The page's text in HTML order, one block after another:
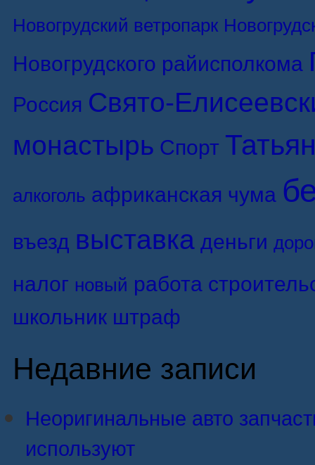
Новогрудский ветропарк
Новогрудского райисполкома
Россия Свято-
монастырь Спорт
алкоголь африканская чума
въезд выставкаденьги
налог новый работа
школьник штраф
Недавние записи
Неоригинальные авто
используют